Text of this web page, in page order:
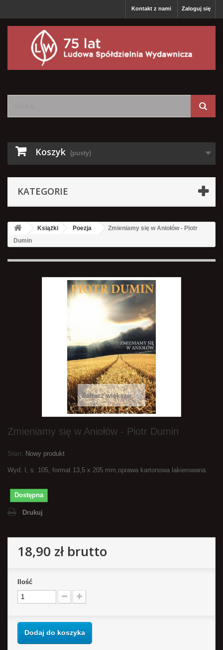
Zaloguj się
Kontakt z nami
Koszyk (pusty)
KATEGORIE
Książki Poezja
Zmieniamy się w Aniołów - Piotr
Dumin
Zobacz większe
Zmieniamy się w Aniołów - Piotr Dumin
Stan: Nowy produkt
Wyd. I, s. 105, format 13,5 x 205 mm,oprawa kartonowa lakierowana.
Dostępna
Drukuj
18,90 złbrutto
Ilość
Dodaj do koszyka